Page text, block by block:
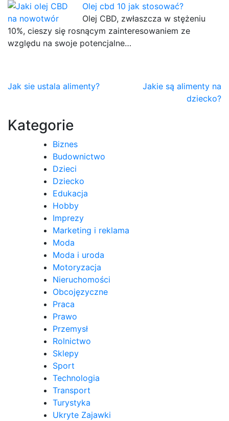
Olej cbd 10 jak stosować?
Olej CBD, zwłaszcza w stężeniu
10%, cieszy się rosnącym zainteresowaniem ze
względu na swoje potencjalne…
Nawigacja
Jak sie ustala alimenty?
Jakie są alimenty na
dziecko?
Kategorie
Biznes
Budownictwo
Dzieci
Dziecko
Edukacja
Hobby
Imprezy
Marketing i reklama
Moda
Moda i uroda
Motoryzacja
Nieruchomości
Obcojęzyczne
Praca
Prawo
Przemysł
Rolnictwo
Sklepy
Sport
Technologia
Transport
Turystyka
Ukryte Zajawki